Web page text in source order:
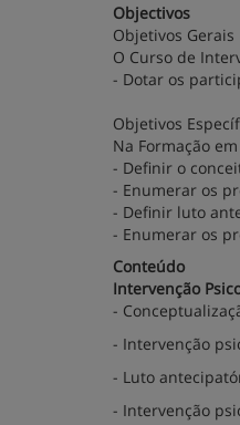
Objectivos
Objetivos Gerais
O Curso de
- Dotar os
Objetivos
Na Formação
- Definir o
- Enumerar os
- Definir luto
- Enumerar os
Conteúdo
Intervenção
-
- Intervenção
- Luto
- Intervenção